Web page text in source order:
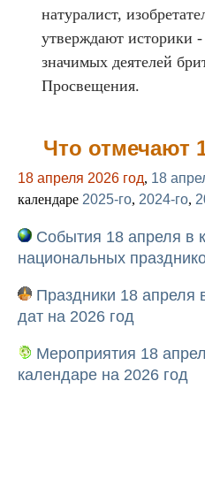
натуралист,
утверждают историки
значимых деятелей
Просвещения.
Что отмечают
18 апреля 2026 год, 18
календаре 2025-го, 2024-го,
События 18 апреля в
национальных
Праздники 18 апреля
дат на 2026 год
Мероприятия 18
календаре на 2026 год